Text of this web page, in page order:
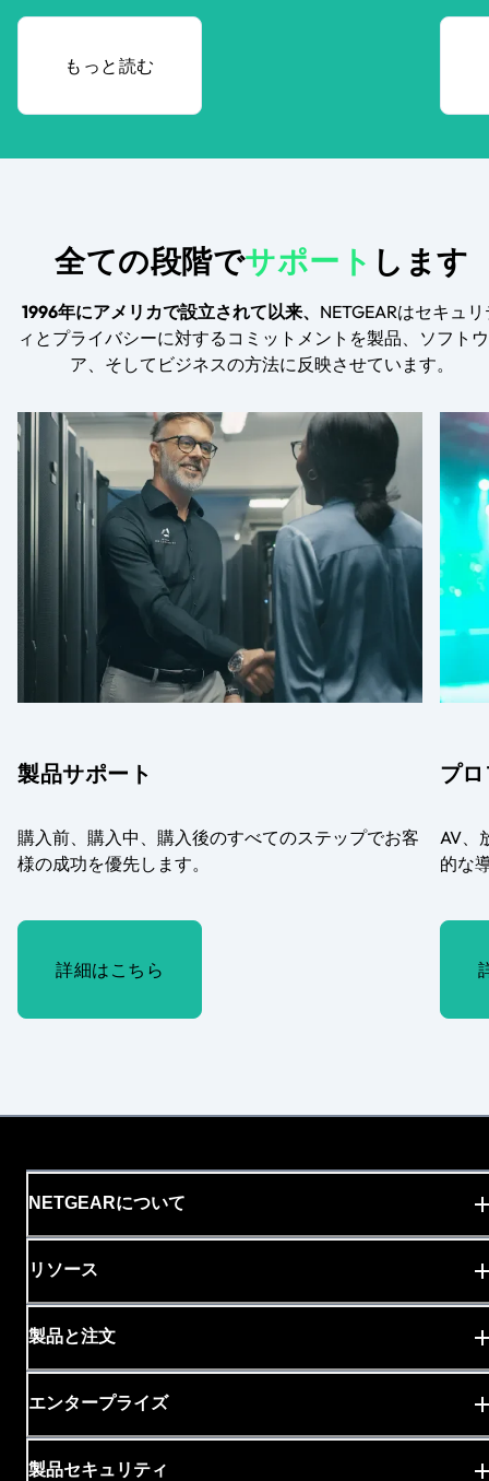
もっと読む
全ての段階でサポート します
1996年にアメリカで設立されて以来、 NETGEARはセキュ
ィとプライバシーに対するコミットメントを製品、ソフト
ア、そしてビジネスの方法に反映させています。
製品サポート
購入前、購入中、購入後のすべてのステップでお客
様の成功を優先します。
詳細はこちら
プ
AV、
的な
NETGEARについて
リソース
製品と注文
エンタープライズ
製品セキュリティ